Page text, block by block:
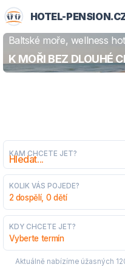
HOTEL-
Baltské moře, wellness
dovolená
K MOŘI BEZ DLOUHÉ
KAM CHCETE JET?
KOLIK VÁS POJEDE?
2 dospělí, 0 dětí
KDY CHCETE JET?
Vyberte termín
Aktuálně nabízíme úžasných